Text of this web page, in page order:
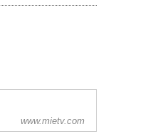
www.mietv.com